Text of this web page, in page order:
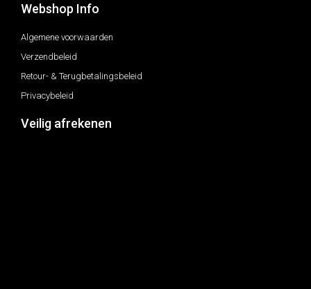
Webshop Info
Algemene voorwaarden
Verzendbeleid
Retour- & Terugbetalingsbeleid
Privacybeleid
Veilig afrekenen